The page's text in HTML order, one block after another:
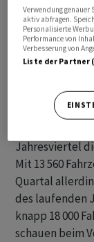
werteten die
Er schrieb,
ob weitere
Tesla hatte
Jahresviertel
Mit 13 560
Quartal
des laufenden
knapp 18 000
schauen beim
Verwendung
aktiv abfragen.
Personalisierte
Performance von
Verbesserung von
Liste der Partner